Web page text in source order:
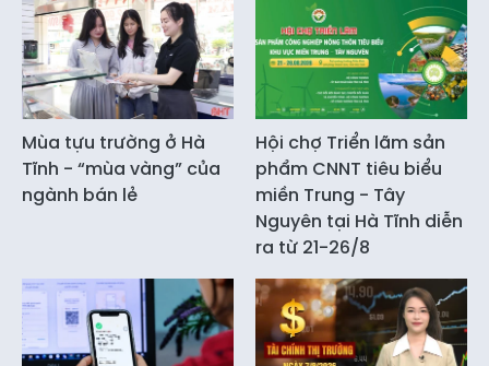
Mùa tựu trường ở Hà
Tĩnh - “mùa vàng” của
ngành bán lẻ
Hội chợ Triển lãm sản
phẩm CNNT tiêu biểu
miền Trung - Tây
Nguyên tại Hà Tĩnh diễn
ra từ 21-26/8